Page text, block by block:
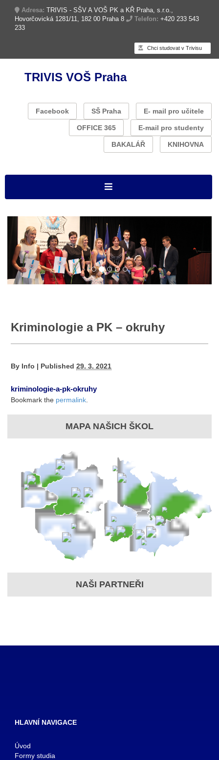
Adresa: TRIVIS - SŠV A VOŠ PK a KŘ Praha, s.r.o.,
Hovorčovická 1281/11, 182 00 Praha 8
Telefon: +420 233 543
233
Chci studovat v Trivisu
TRIVIS VOŠ Praha
Facebook SŠ Praha E- mail pro učitele
OFFICE 365 E-mail pro studenty
BAKALÁŘ KNIHOVNA
Kriminologie a PK – okruhy
By Info | Published 29. 3. 2021
kriminologie-a-pk-okruhy
Bookmark the permalink
MAPA NAŠICH ŠKOL
NAŠI PARTNEŘI
HLAVNÍ NAVIGACE
Úvod
Formy studia